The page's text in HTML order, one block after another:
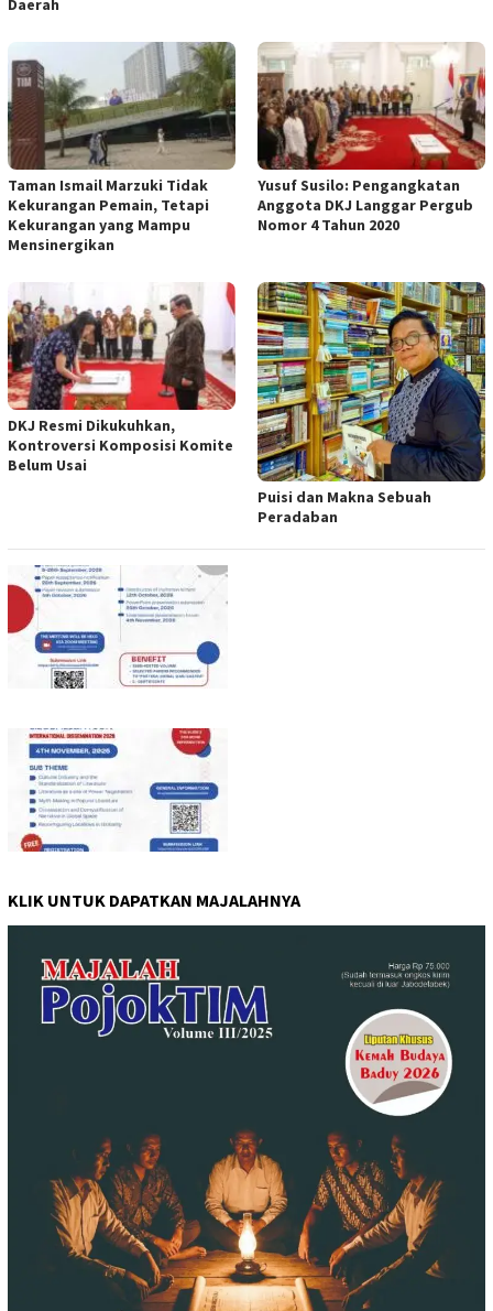
Daerah
Taman Ismail Marzuki Tidak
Kekurangan Pemain, Tetapi
Kekurangan yang Mampu
Mensinergikan
Yusuf Susilo: Pengangkatan
Anggota DKJ Langgar Pergub
Nomor 4 Tahun 2020
DKJ Resmi Dikukuhkan,
Kontroversi Komposisi Komite
Belum Usai
Puisi dan Makna Sebuah
Peradaban
KLIK UNTUK DAPATKAN MAJALAHNYA